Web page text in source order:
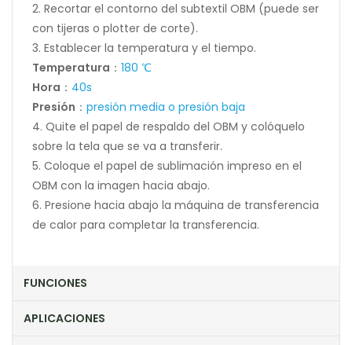
2. Recortar el contorno del subtextil OBM (puede ser
con tijeras o plotter de corte).
3. Establecer la temperatura y el tiempo.
Temperatura ： 180 ℃
Hora ： 40s
Presión ： presión media o presión baja
4. Quite el papel de respaldo del OBM y colóquelo
sobre la tela que se va a transferir.
5. Coloque el papel de sublimación impreso en el
OBM con la imagen hacia abajo.
6. Presione hacia abajo la máquina de transferencia
de calor para completar la transferencia.
FUNCIONES
APLICACIONES